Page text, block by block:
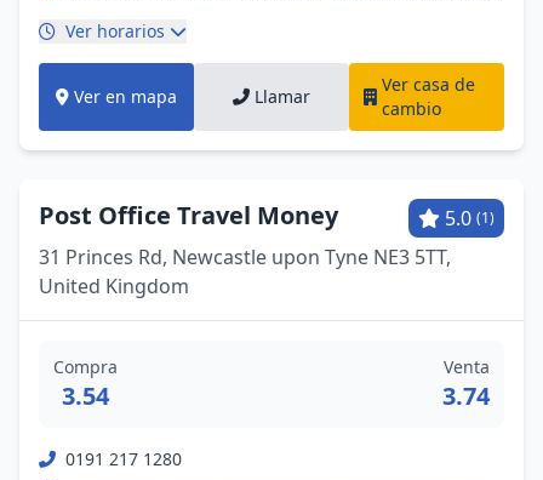
Ver horarios
Ver en mapa Llamar
Ver casa de
cambio
Post Office Travel Money 5.0 (1)
31 Princes Rd, Newcastle upon Tyne NE3 5TT,
United Kingdom
Compra
3.54
Venta
3.74
0191 217 1280